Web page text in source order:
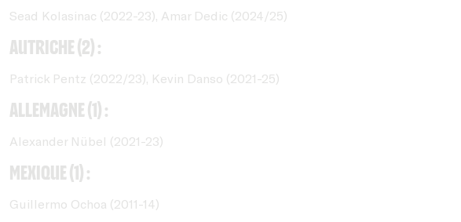
Sead Kolasinac (2022-23), Amar Dedic (2024/25)
Autriche (2) :
Patrick Pentz (2022/23), Kevin Danso (2021-25)
Allemagne (1) :
Alexander Nübel (2021-23)
Mexique (1) :
Guillermo Ochoa (2011-14)